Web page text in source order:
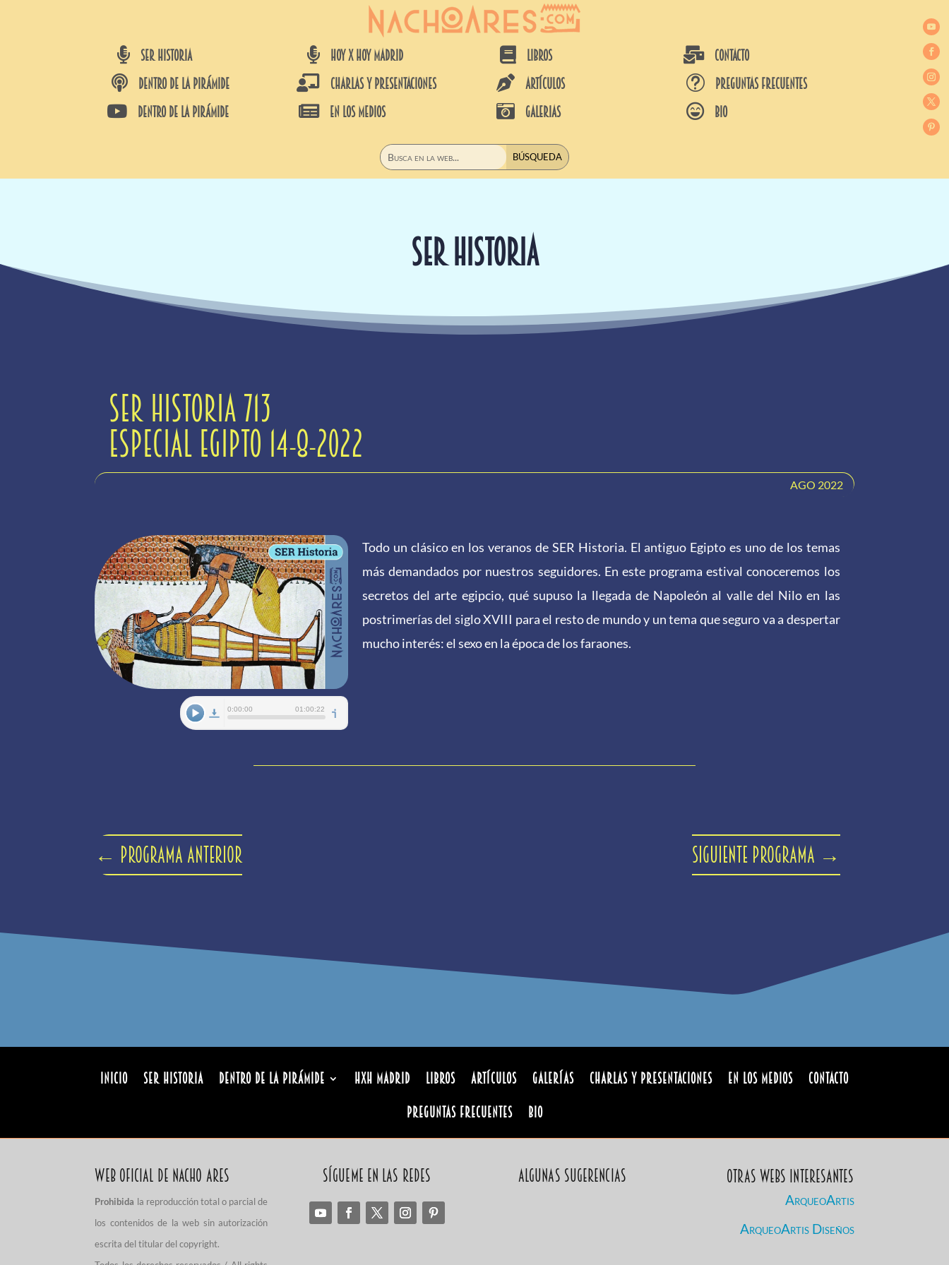
 SER HISTORIA
 DENTRO DE LA PIRÁMIDE
 DENTRO DE LA PIRÁMIDE
 HOY X HOY MADRID
 CHARLAS Y PRESENTACIONES
 EN LOS MEDIOS
 LIBROS
 ARTÍCULOS
 GALERIAS
 CONTACTO
t Preguntas frecuentes
 BIO
SER HISTORIA
Ser Historia 713
Especial Egipto 14-8-2022
AGO 2022
Todo un clásico en los veranos de SER Historia. El antiguo Egipto es uno de los temas
más demandados por nuestros seguidores. En este programa estival conoceremos los
secretos del arte egipcio, qué supuso la llegada de Napoleón al valle del Nilo en las
postrimerías del siglo XVIII para el resto de mundo y un tema que seguro va a despertar
mucho interés: el sexo en la época de los faraones.
← Programa anterior Siguiente programa →
INICIO Ser Historia Dentro de la pirámide HxH Madrid Libros Artículos Galerías Charlas y Presentaciones En los medios
Contacto
Preguntas Frecuentes
Bio
Web Oficial de Nacho Ares
Prohibida la reproducción total o parcial de
los contenidos de la web sin autorización
escrita del titular del copyright.
Sígueme en las redes Algunas sugerencias Otras Webs Interesantes
ArqueoArtis
ArqueoArtis Diseños